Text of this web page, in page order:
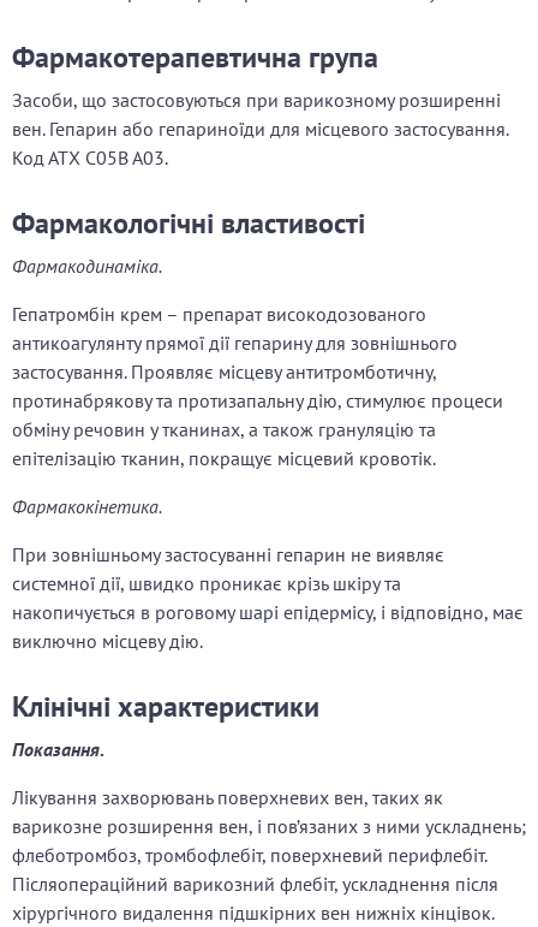
Фармакотерапевтична група
Засоби, що застосовуються при варикозному розширенні
вен. Гепарин або гепариноїди для місцевого застосування.
Код АТХ C05B A03.
Фармакологічні властивості
Фармакодинаміка.
Гепатромбін крем – препарат високодозованого
антикоагулянту прямої дії гепарину для зовнішнього
застосування. Проявляє місцеву антитромботичну,
протинабрякову та протизапальну дію, стимулює процеси
обміну речовин у тканинах, а також грануляцію та
епітелізацію тканин, покращує місцевий кровотік.
Фармакокінетика.
При зовнішньому застосуванні гепарин не виявляє
системної дії, швидко проникає крізь шкіру та
накопичується в роговому шарі епідермісу, і відповідно, має
виключно місцеву дію.
Клінічні характеристики
Показання.
Лікування захворювань поверхневих вен, таких як
варикозне розширення вен, і пов’язаних з ними ускладнень;
флеботромбоз, тромбофлебіт, поверхневий перифлебіт.
Післяопераційний варикозний флебіт, ускладнення після
хірургічного видалення підшкірних вен нижніх кінцівок.